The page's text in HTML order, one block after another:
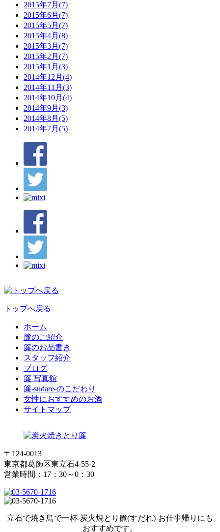
2015年7月(7)
2015年6月(7)
2015年5月(7)
2015年4月(8)
2015年3月(7)
2015年2月(7)
2015年1月(3)
2014年12月(4)
2014年11月(3)
2014年10月(4)
2014年9月(3)
2014年8月(5)
2014年7月(5)
トップへ戻る
ホーム
簾のご紹介
簾のお品書き
スタッフ紹介
ブログ
簾 写真館
簾-sudare-のこだわり
女性におすすめのお酒
サイトマップ
〒124-0013
東京都葛飾区東立石4-55-2
営業時間：17：30～0：30
立石で焼き鳥で一杯-炭火焼とり簾(すだれ)-お仕事帰りにも
おすすめです。